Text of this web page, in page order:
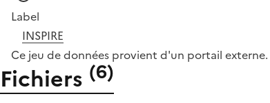
Label
INSPIRE
Ce jeu de données provient d'un portail externe.
Fichiers (6)